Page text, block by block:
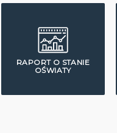
RAPORT O STANIE
OŚWIATY